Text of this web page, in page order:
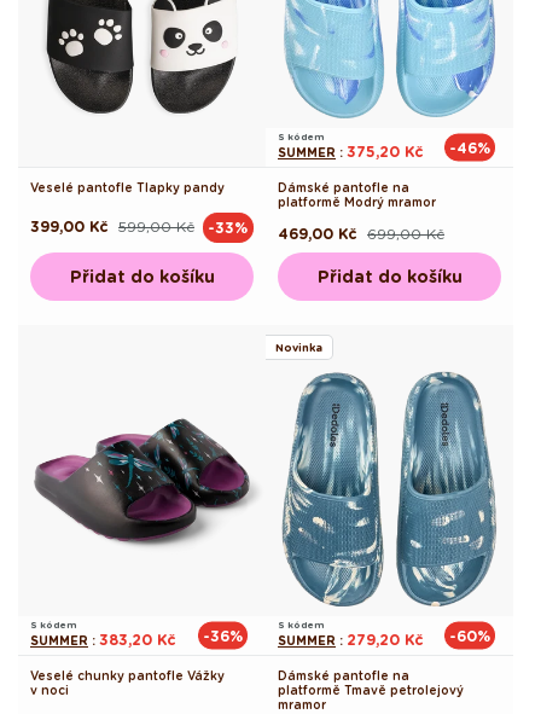
Veselé pantofle Tlapky pandy
Běžná
599,00 Kč
Výprodejová
399,00 Kč -33%
Přidat do košíku
S kódem
SUMMER : 375,20 Kč -46%
Dámské pantofle na
platformě Modrý mramor
Běžná
cena
699,00 Kč
Výprodejová
cena
469,00 Kč
Přidat do košíku
S kódem
SUMMER : 383,20 Kč -36%
Veselé chunky pantofle Vážky
v noci
Novinka
S kódem
SUMMER : 279,20 Kč -60%
Dámské pantofle na
platformě Tmavě petrolejový
mramor